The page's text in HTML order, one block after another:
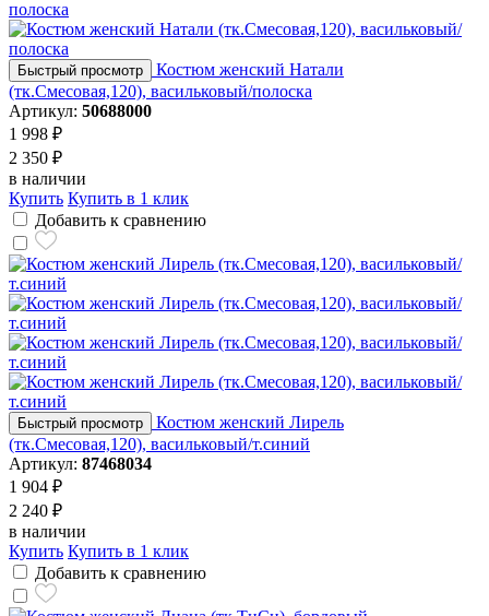
Быстрый просмотр
Костюм женский Натали
(тк.Смесовая,120), васильковый/полоска
Артикул: 50688000
1 998 ₽
2 350 ₽
в наличии
Купить Купить в 1 клик
Добавить к сравнению
Быстрый просмотр
Костюм женский Лирель
(тк.Смесовая,120), васильковый/т.синий
Артикул: 87468034
1 904 ₽
2 240 ₽
в наличии
Купить Купить в 1 клик
Добавить к сравнению